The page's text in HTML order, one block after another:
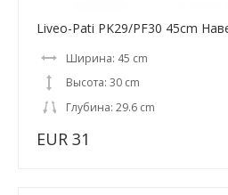
Liveo-Pati PK29/PF30 45cm
Ширина: 45 cm
Высота: 30 cm
Глубина: 29.6 cm
EUR 31